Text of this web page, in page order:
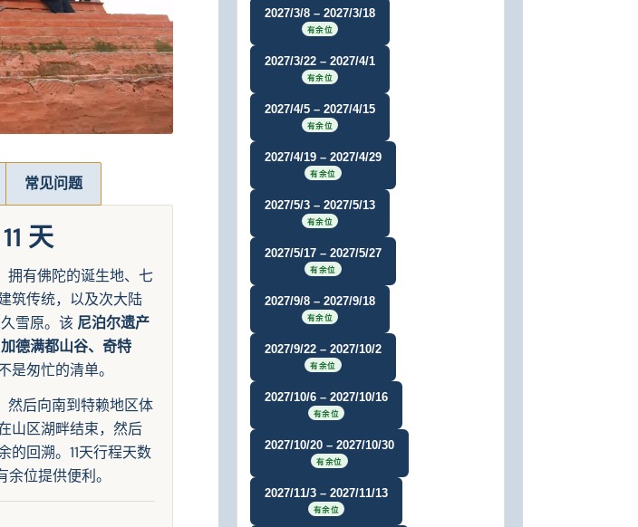
常见问题
天
有佛陀的诞生地、七
筑传统，以及次大陆
雪原。该 尼泊尔遗产
加德满都山谷、奇特
匆忙的清单。
后向南到特赖地区体
山区湖畔结束，然后
回溯。11天行程天数
位提供便利。
2027/3/8 – 2027/3/18
有余位
2027/3/22 – 2027/4/1
有余位
2027/4/5 – 2027/4/15
有余位
2027/4/19 – 2027/4/29
有余位
2027/5/3 – 2027/5/13
有余位
2027/5/17 – 2027/5/27
有余位
2027/9/8 – 2027/9/18
有余位
2027/9/22 – 2027/10/2
有余位
2027/10/6 – 2027/10/16
有余位
2027/10/20 – 2027/10/30
有余位
2027/11/3 – 2027/11/13
有余位